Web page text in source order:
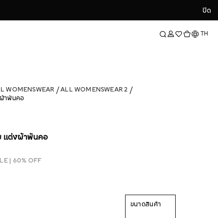
ปิด
ปิด
ภาษาTH
WOMENSWEAR
ALL WOMENSWEAR 2
าพันคอ
แต่งผ้าพันคอ
| 60% OFF
ขนาดสินค้า